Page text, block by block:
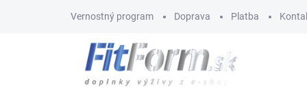
Vernostný program Doprava Platba